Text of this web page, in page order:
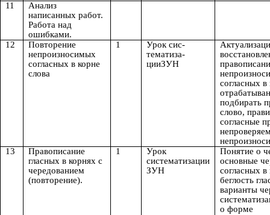
11
Анализ
написанных работ.
Работа над
ошибками.
12
Повторение
непроизносимых
согласных в корне
слова
1
Урок сис-
тематиза-
цииЗУН
согласных в
подбирать
слово,
согласные
13
Правописание
гласных в корнях с
чередованием
(повторение).
1
Урок
систематизации
ЗУН
Понятие о
основные
согласных в
беглость
варианты
о форме